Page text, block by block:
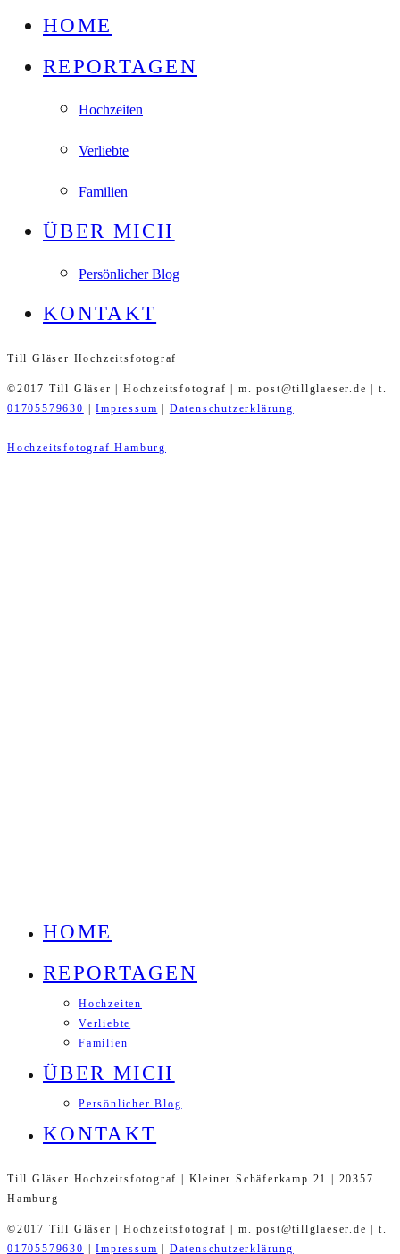
HOME
REPORTAGEN
Hochzeiten
Verliebte
Familien
ÜBER MICH
Persönlicher Blog
KONTAKT
Till Gläser Hochzeitsfotograf
©2017 Till Gläser | Hochzeitsfotograf | m. post@tillglaeser.de | t.
01705579630
|Impressum Datenschutzerklärung
Hochzeitsfotograf Hamburg
HOME
REPORTAGEN
Hochzeiten
Verliebte
Familien
ÜBER MICH
Persönlicher Blog
KONTAKT
Till Gläser Hochzeitsfotograf | Kleiner Schäferkamp 21 | 20357
Hamburg
©2017 Till Gläser | Hochzeitsfotograf | m. post@tillglaeser.de | t.
01705579630
|Impressum Datenschutzerklärung